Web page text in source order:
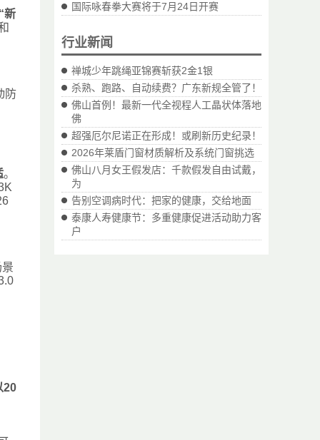
国际咏春拳大赛将于7月24日开赛
行业新闻
禅城少年跳绳亚锦赛斩获2金1银
杀熟、跑路、自动续费？广东新规全管了！
佛山首例！最新一代全视程人工晶状体落地
佛
超强厄尔尼诺正在形成！或刷新历史纪录！
2026年莱盾门窗材质解析及系统门窗挑选
佛山八月女王假发店：千款假发自由试戴，
为
告别空调病时代：把家的健康，交给地面
泰康人寿健康节：多重健康促进活动助力客
户
新
防
。
20